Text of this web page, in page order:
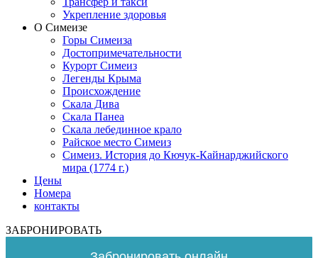
Укрепление здоровья
О Симеизе
Горы Симеиза
Достопримечательности
Курорт Симеиз
Легенды Крыма
Происхождение
Скала Дива
Скала Панеа
Скала лебединное крало
Райское место Симеиз
Симеиз. История до Кючук-Кайнарджийского
мира (1774 г.)
Цены
Номера
контакты
ЗАБРОНИРОВАТЬ